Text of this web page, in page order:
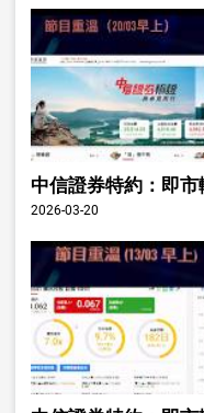
中信證券特約：即
2026-03-20